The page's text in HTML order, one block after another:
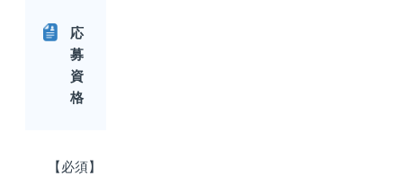
応
募
資
格
【必須】